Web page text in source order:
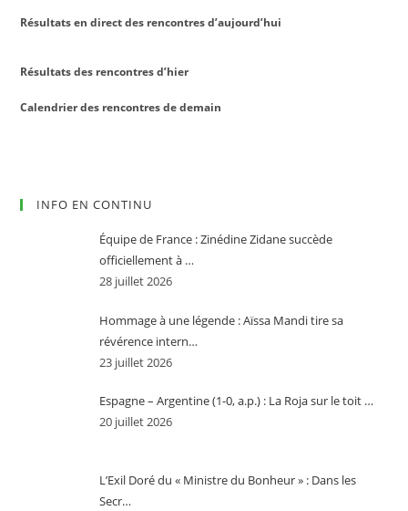
Résultats en direct des rencontres d’aujourd’hui
Résultats des rencontres d’hier
Calendrier des rencontres de demain
INFO EN CONTINU
Équipe de France : Zinédine Zidane succède
officiellement à …
28 juillet 2026
Hommage à une légende : Aïssa Mandi tire sa
révérence intern…
23 juillet 2026
Espagne – Argentine (1-0, a.p.) : La Roja sur le toit …
20 juillet 2026
L’Exil Doré du « Ministre du Bonheur » : Dans les
Secr…